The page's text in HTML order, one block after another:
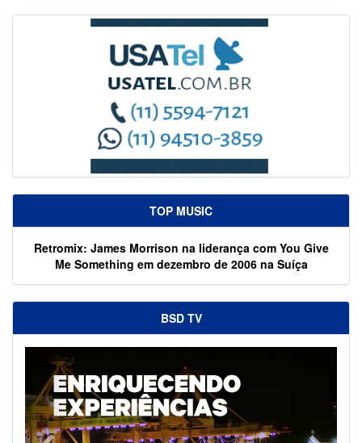
TOP MUSIC
Retromix: James Morrison na liderança com You Give
Me Something em dezembro de 2006 na Suíça
BSD TV